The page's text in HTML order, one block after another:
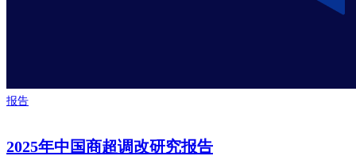
报告
2025年中国商超调改研究报告